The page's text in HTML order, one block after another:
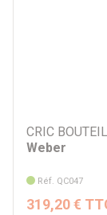
CRIC
Weber
Réf. QC047
319,20 €